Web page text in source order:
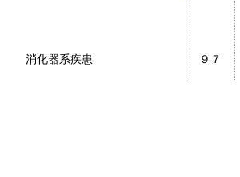
消化器系疾患 ９７